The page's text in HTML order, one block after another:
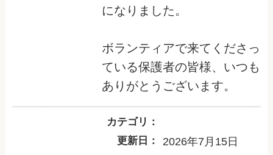
になりました。
ボランティアで来てくださっ
ている保護者の皆様、いつも
ありがとうございます。
カテゴリ：
更新日：
2026年7月15日